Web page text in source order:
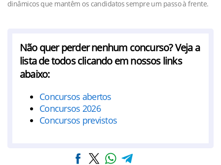
dinâmicos que mantêm os candidatos sempre um passo à frente.
Não quer perder nenhum concurso? Veja a
lista de todos clicando em nossos links
abaixo:
Concursos abertos
Concursos 2026
Concursos previstos